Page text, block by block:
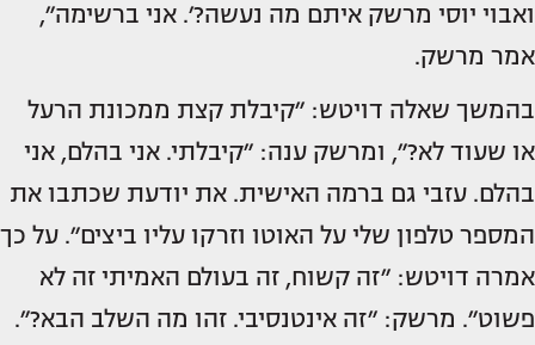
ואבוי יוסי מרשק איתם מה נעשה?׳. אני ברשימה״,
אמר מרשק.
בהמשך שאלה דויטש: ״קיבלת קצת ממכונת הרעל
או שעוד לא?״, ומרשק ענה: ״קיבלתי. אני בהלם, אני
בהלם. עזבי גם ברמה האישית. את יודעת שכתבו את
המספר טלפון שלי על האוטו וזרקו עליו ביצים״. על כך
אמרה דויטש: ״זה קשוח, זה בעולם האמיתי זה לא
פשוט״. מרשק: ״זה אינטנסיבי. זהו מה השלב הבא?״.